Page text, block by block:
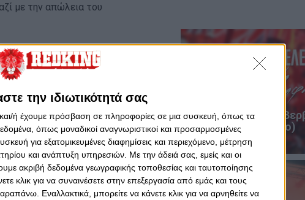
την ιδιωτικότητά σας
και/ή έχουμε πρόσβαση σε πληροφορίες σε μια συσκευή, όπως τα
όπως μοναδικοί αναγνωριστικοί και προσαρμοσμένες
για εξατομικευμένες διαφημίσεις και περιεχόμενο, μέτρηση
και ανάπτυξη υπηρεσιών. Με την άδειά σας, εμείς και οι
ακριβή δεδομένα γεωγραφικής τοποθεσίας και ταυτοποίησης
για να συναινέσετε στην επεξεργασία από εμάς και τους
Εναλλακτικά, μπορείτε να κάνετε κλικ για να αρνηθείτε να
με την απώλεια του
να αναλαμβάνει την τεχνική
του από τον Ολυμπιακό
το ιδανικό φινάλε για το 2015.
με 3-0 σετ, για τους "32" του
νίκη κόντρα στη ρουμανική
Επική περιγραφή
του Θρύλου! (video)
31 Ιανουαρίου 2025